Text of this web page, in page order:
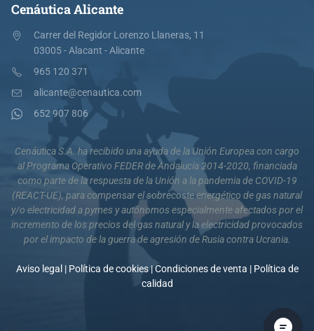
Cenáutica Alicante
Carrer del Regidor Lorenzo Llaneras, 11
03005 - Alacant - Alicante
965 120 371
alicante@cenautica.com
652 907 806
Cenáutica S.A. ha recibido una ayuda de la Unión Europea con cargo
al Programa Operativo FEDER de Andalucía 2014-2020, financiada
como parte de la respuesta de la Unión a la pandemia de COVID-19
(REACT-UE), para compensar el sobrecoste energético de gas natural
y/o electricidad a pymes y autónomos especialmente afectados por el
incremento de los precios del gas natural y la electricidad provocados
por el impacto de la guerra de agresión de Rusia contra Ucrania.
Aviso legal | Política de cookies|Condiciones de venta | Política de
calidad